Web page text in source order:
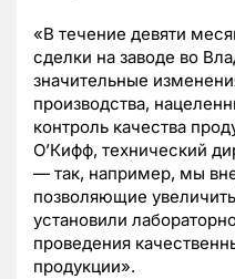
«В течение девяти
сделки на заводе во
значительные
производства,
контроль качества
О’Кифф, технический
— так, например, мы
позволяющие
установили
проведения
продукции».